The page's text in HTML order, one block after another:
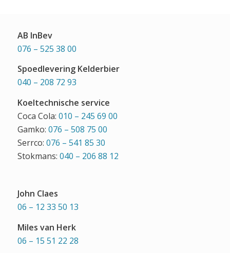
AB InBev
076 – 525 38 00
Spoedlevering Kelderbier
040 – 208 72 93
Koeltechnische service
Coca Cola: 010 – 245 69 00
Gamko: 076 – 508 75 00
Serrco: 076 – 541 85 30
Stokmans: 040 – 206 88 12
John Claes
06 – 12 33 50 13
Miles van Herk
06 – 15 51 22 28